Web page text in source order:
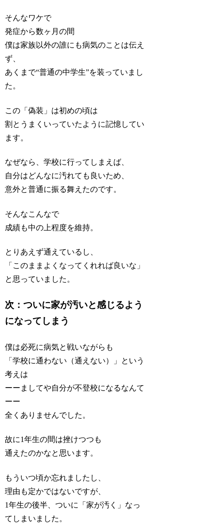
そんなワケで
発症から数ヶ月の間
僕は家族以外の誰にも病気のことは伝え
ず、
あくまで“普通の中学生”を装っていまし
た。
この「偽装」は初めの頃は
割とうまくいっていたように記憶してい
ます。
なぜなら、学校に行ってしまえば、
自分はどんなに汚れても良いため、
意外と普通に振る舞えたのです。
そんなこんなで
成績も中の上程度を維持。
とりあえず通えているし、
「このままよくなってくれれば良いな」
と思っていました。
次：ついに家が汚いと感じるよう
になってしまう
僕は必死に病気と戦いながらも
「学校に通わない（通えない）」という
考えは
ーーましてや自分が不登校になるなんて
ーー
全くありませんでした。
故に1年生の間は挫けつつも
通えたのかなと思います。
もういつ頃か忘れましたし、
理由も定かではないですが、
1年生の後半、ついに「家が汚く」なっ
てしまいました。